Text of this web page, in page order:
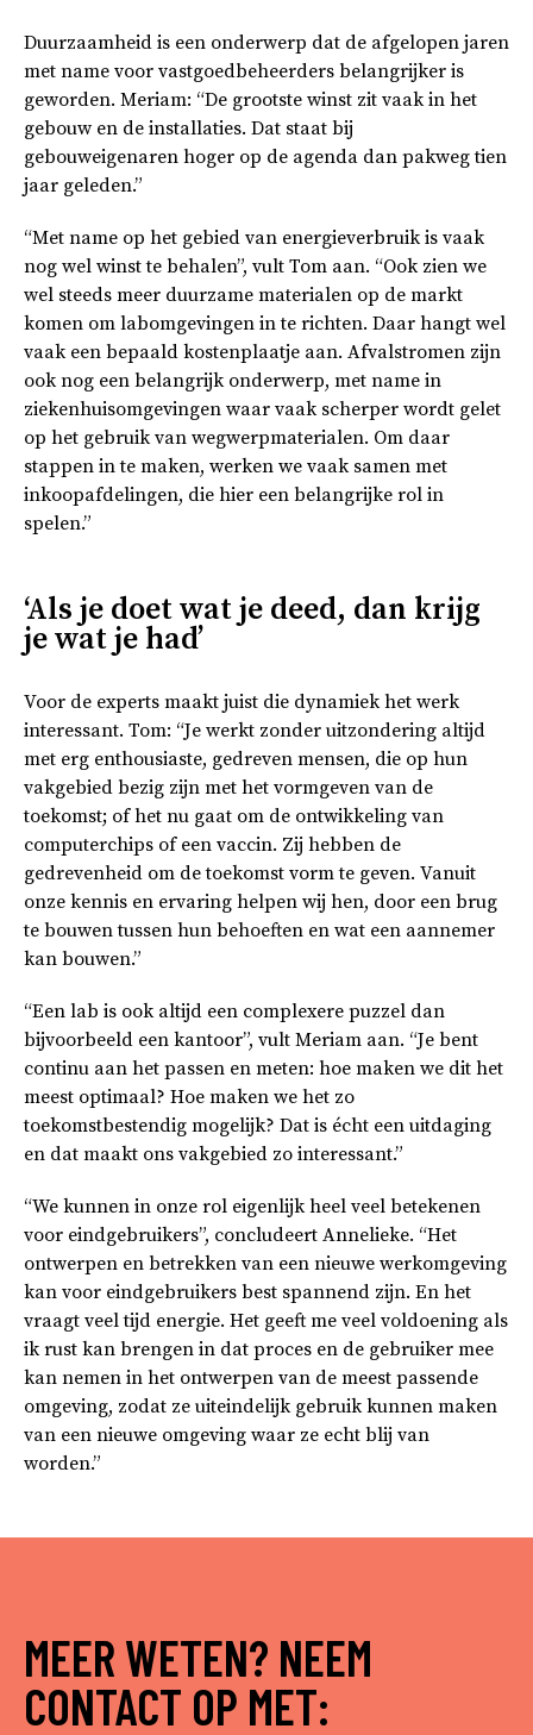
Duurzaamheid is een onderwerp dat de afgelopen jaren
met name voor vastgoedbeheerders belangrijker is
geworden. Meriam: “De grootste winst zit vaak in het
gebouw en de installaties. Dat staat bij
gebouweigenaren hoger op de agenda dan pakweg tien
jaar geleden.”
“Met name op het gebied van energieverbruik is vaak
nog wel winst te behalen”, vult Tom aan. “Ook zien we
wel steeds meer duurzame materialen op de markt
komen om labomgevingen in te richten. Daar hangt wel
vaak een bepaald kostenplaatje aan. Afvalstromen zijn
ook nog een belangrijk onderwerp, met name in
ziekenhuisomgevingen waar vaak scherper wordt gelet
op het gebruik van wegwerpmaterialen. Om daar
stappen in te maken, werken we vaak samen met
inkoopafdelingen, die hier een belangrijke rol in
spelen.”
‘Als je doet wat je deed, dan krijg
je wat je had’
Voor de experts maakt juist die dynamiek het werk
interessant. Tom: “Je werkt zonder uitzondering altijd
met erg enthousiaste, gedreven mensen, die op hun
vakgebied bezig zijn met het vormgeven van de
toekomst; of het nu gaat om de ontwikkeling van
computerchips of een vaccin. Zij hebben de
gedrevenheid om de toekomst vorm te geven. Vanuit
onze kennis en ervaring helpen wij hen, door een brug
te bouwen tussen hun behoeften en wat een aannemer
kan bouwen.”
“Een lab is ook altijd een complexere puzzel dan
bijvoorbeeld een kantoor”, vult Meriam aan. “Je bent
continu aan het passen en meten: hoe maken we dit het
meest optimaal? Hoe maken we het zo
toekomstbestendig mogelijk? Dat is écht een uitdaging
en dat maakt ons vakgebied zo interessant.”
“We kunnen in onze rol eigenlijk heel veel betekenen
voor eindgebruikers”, concludeert Annelieke. “Het
ontwerpen en betrekken van een nieuwe werkomgeving
kan voor eindgebruikers best spannend zijn. En het
vraagt veel tijd energie. Het geeft me veel voldoening als
ik rust kan brengen in dat proces en de gebruiker mee
kan nemen in het ontwerpen van de meest passende
omgeving, zodat ze uiteindelijk gebruik kunnen maken
van een nieuwe omgeving waar ze echt blij van
worden.”
MEER WETEN? NEEM
CONTACT OP MET: